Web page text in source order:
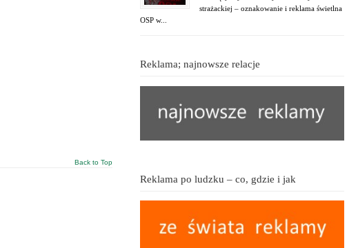
Back to Top
strażackiej – oznakowanie i reklama świetlna
OSP w...
Reklama; najnowsze relacje
Reklama po ludzku – co, gdzie i jak